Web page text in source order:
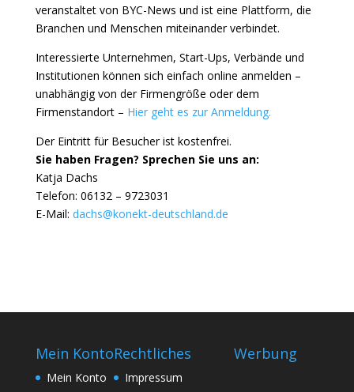
veranstaltet von BYC-News und ist eine Plattform, die
Branchen und Menschen miteinander verbindet.
Interessierte Unternehmen, Start-Ups, Verbände und
Institutionen können sich einfach online anmelden –
unabhängig von der Firmengröße oder dem
Firmenstandort – Hier geht es zur Anmeldung.
Der Eintritt für Besucher ist kostenfrei.
Sie haben Fragen? Sprechen Sie uns an:
Katja Dachs
Telefon: 06132 – 9723031
E-Mail: dachs@konekt-deutschland.de
Mein Konto
Mein Konto
Rechtliches
Impressum
Werbung